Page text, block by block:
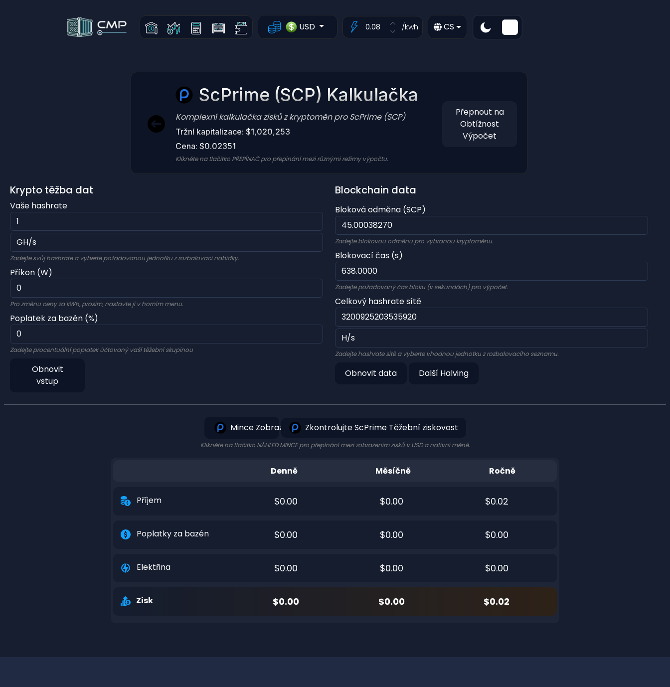
USD /kwh CS
ScPrime (SCP) Kalkulačka
Komplexní kalkulačka zisků z kryptoměn pro ScPrime (SCP)
Tržní kapitalizace: $1,020,253
Cena: $0.02351
Klikněte na tlačítko PŘEPÍNAČ pro přepínání mezi různými režimy výpočtu.
Přepnout na
Obtížnost
Výpočet
Krypto těžba dat
Vaše hashrate
Zadejte svůj hashrate a vyberte požadovanou jednotku z rozbalovací nabídky.
Příkon (W)
Pro změnu ceny za kWh, prosím, nastavte ji v horním menu.
Poplatek za bazén (%)
Zadejte procentuální poplatek účtovaný vaší těžební skupinou
Obnovit
vstup
Blockchain data
Bloková odměna (SCP)
Zadejte blokovou odměnu pro vybranou kryptoměnu.
Blokovací čas (s)
Zadejte požadovaný čas bloku (v sekundách) pro výpočet.
Celkový hashrate sítě
Zadejte hashrate sítě a vyberte vhodnou jednotku z rozbalovacího seznamu.
Obnovit data Další Halving
Mince Zobrazit Zkontrolujte ScPrime Těžební ziskovost
Klikněte na tlačítko NÁHLED MINCE pro přepínání mezi zobrazením zisků v USD a nativní měně.
Denně Měsíčně Ročně
Příjem $0.00 $0.00 $0.02
Poplatky za bazén $0.00 $0.00 $0.00
Elektřina $0.00 $0.00 $0.00
Zisk $0.00 $0.00 $0.02